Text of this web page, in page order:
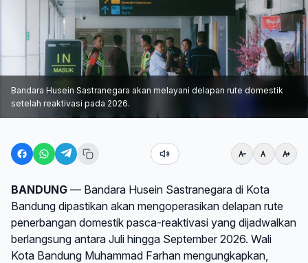
Bandara Husein Sastranegara akan melayani delapan rute domestik
setelah reaktivasi pada 2026.
BANDUNG — Bandara Husein Sastranegara di Kota
Bandung dipastikan akan mengoperasikan delapan rute
penerbangan domestik pasca-reaktivasi yang dijadwalkan
berlangsung antara Juli hingga September 2026. Wali
Kota Bandung Muhammad Farhan mengungkapkan,